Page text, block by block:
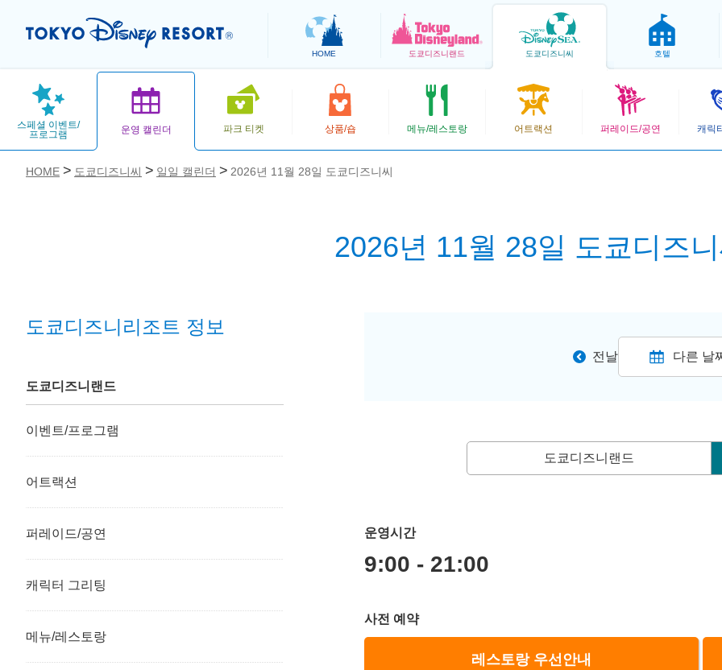
HOME 도쿄디즈니랜드 도쿄디즈니씨 호텔
스페셜 이벤트/
프로그램
운영 캘린더 파크 티켓 상품/숍 메뉴/레스토랑 어트랙션 퍼레이드/공연 캐릭
HOME 도쿄디즈니씨 일일 캘린더 2026년 11월 28일 도쿄디즈니씨
2026년 11월 28일 도쿄디즈
전날 다른 날
도쿄디즈니랜드
운영시간
9:00 - 21:00
사전 예약
레스토랑 우선안내
도쿄디즈니리조트 정보
도쿄디즈니랜드
이벤트/프로그램
어트랙션
퍼레이드/공연
캐릭터 그리팅
메뉴/레스토랑